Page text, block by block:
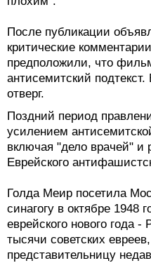
После публикации
критические
предположили, что
антисемитский
отверг.
Поздний период
усилением
включая "дело врачей" и
Еврейского
Голда Меир посетила
синагогу в октябре 1948
еврейского нового года
тысячи советских
представительницу